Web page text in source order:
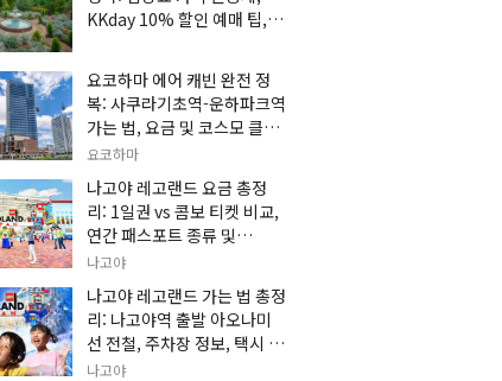
KKday 10% 할인 예매 팁, 쿠
요코하마 에어 캐빈 완전 정
복: 사쿠라기초역-운하파크역
가는 법, 요금 및 코스모 클락
세트권 할인, 추천 관광 코스
총정리
요코하마
나고야 레고랜드 요금 총정
리: 1일권 vs 콤보 티켓 비교,
연간 패스포트 종류 및
KKday 온라인 사전 할인 예
매 팁
나고야
나고야 레고랜드 가는 법 총정
리: 나고야역 출발 아오나미
선 전철, 주차장 정보, 택시 요
금 및 입장권 예약 팁
나고야